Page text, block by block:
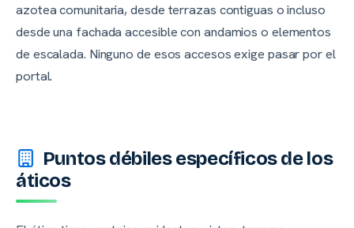
azotea comunitaria, desde terrazas contiguas o incluso
desde una fachada accesible con andamios o elementos
de escalada. Ninguno de esos accesos exige pasar por el
portal.
Puntos débiles específicos de los
áticos